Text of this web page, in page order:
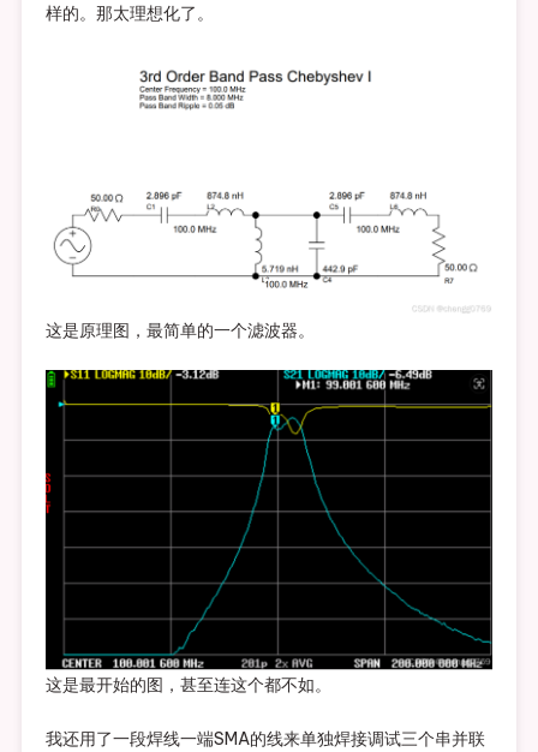
样的。那太理想化了。
这是原理图，最简单的一个滤波器。
这是最开始的图，甚至连这个都不如。
我还用了一段焊线一端SMA的线来单独焊接调试三个串并联